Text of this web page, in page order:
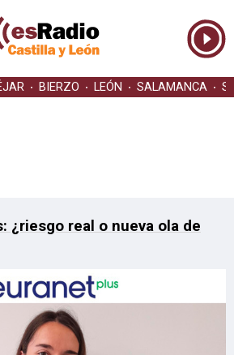
BIERZO LEÓN SALAMANCA
¿riesgo real o nueva ola de